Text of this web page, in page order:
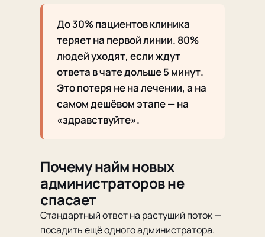
До 30% пациентов клиника
теряет на первой линии. 80%
людей уходят, если ждут
ответа в чате дольше 5 минут.
Это потеря не на лечении, а на
самом дешёвом этапе — на
«здравствуйте».
Почему найм новых
администраторов не
спасает
Стандартный ответ на растущий поток —
посадить ещё одного администратора.